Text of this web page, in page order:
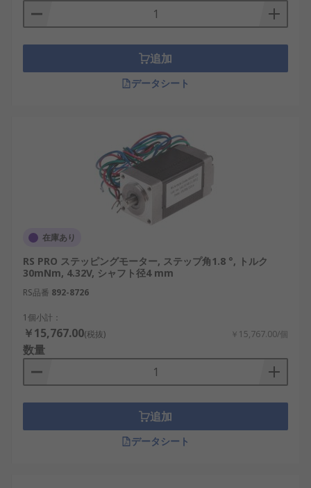
追加
データシート
在庫あり
RS PRO ステッピングモーター, ステップ角1.8 °, トルク
30mNm, 4.32V, シャフト径4 mm
RS品番 892-8726
1個小計：
￥15,767.00(税抜) ￥15,767.00/個
数量
追加
データシート